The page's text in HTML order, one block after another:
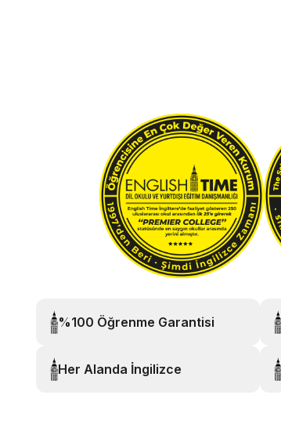
%100 Öğrenme Garantisi
Her Alanda İngilizce